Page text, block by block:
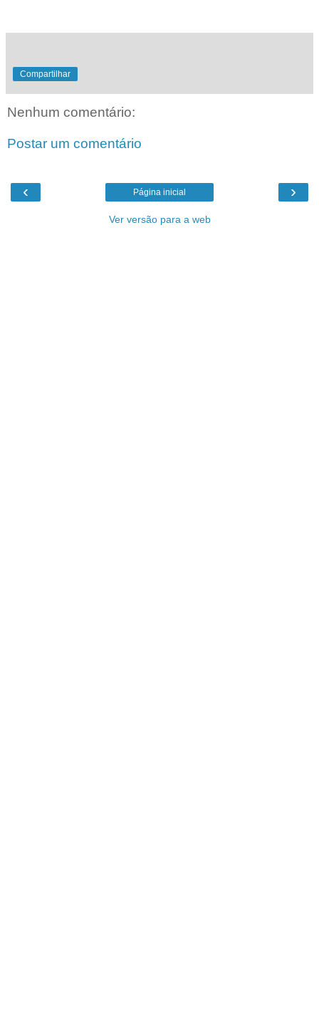
Compartilhar
Nenhum comentário:
Postar um comentário
‹ ›
Página inicial
Ver versão para a web